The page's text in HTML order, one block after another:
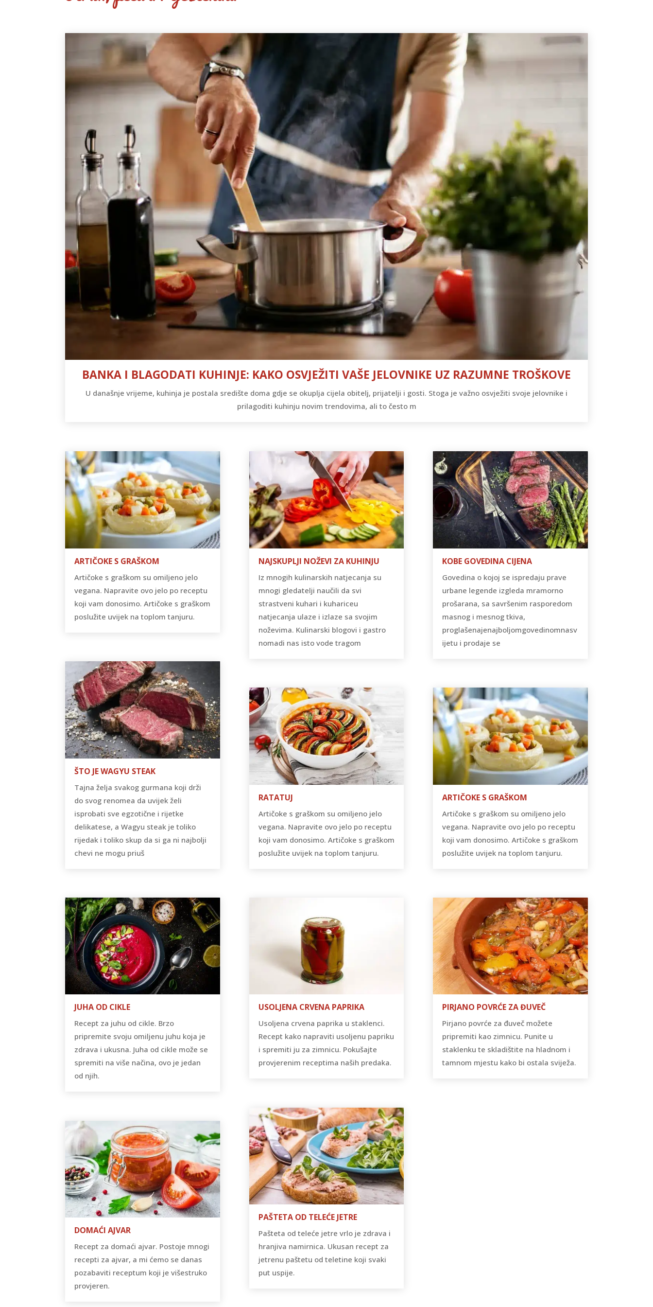
BANKA I BLAGODATI KUHINJE: KAKO OSVJEŽITI VAŠE JELOVNIKE UZ RAZUMNE TROŠKOVE
U današnje vrijeme, kuhinja je postala središte doma gdje se okuplja cijela obitelj, prijatelji i gosti. Stoga je važno osvježiti svoje jelovnike i
prilagoditi kuhinju novim trendovima, ali to često m
ARTIČOKE S GRAŠKOM
Artičoke s graškom su omiljeno jelo
vegana. Napravite ovo jelo po receptu
koji vam donosimo. Artičoke s graškom
poslužite uvijek na toplom tanjuru.
ŠTO JE WAGYU STEAK
Tajna želja svakog gurmana koji drži
do svog renomea da uvijek želi
isprobati sve egzotične i rijetke
delikatese, a Wagyu steak je toliko
rijedak i toliko skup da si ga ni najbolji
chevi ne mogu priuš
JUHA OD CIKLE
Recept za juhu od cikle. Brzo
pripremite svoju omiljenu juhu koja je
zdrava i ukusna. Juha od cikle može se
spremiti na više načina, ovo je jedan
od njih.
DOMAĆI AJVAR
Recept za domaći ajvar. Postoje mnogi
recepti za ajvar, a mi ćemo se danas
pozabaviti receptum koji je višestruko
provjeren.
NAJSKUPLJI NOŽEVI ZA KUHINJU
Iz mnogih kulinarskih natjecanja su
mnogi gledatelji naučili da svi
strastveni kuhari i kuhariceu
natjecanja ulaze i izlaze sa svojim
noževima. Kulinarski blogovi i gastro
nomadi nas isto vode tragom
RATATUJ
Artičoke s graškom su omiljeno jelo
vegana. Napravite ovo jelo po receptu
koji vam donosimo. Artičoke s graškom
poslužite uvijek na toplom tanjuru.
USOLJENA CRVENA PAPRIKA
Usoljena crvena paprika u staklenci.
Recept kako napraviti usoljenu papriku
i spremiti ju za zimnicu. Pokušajte
provjerenim receptima naših predaka.
PAŠTETA OD TELEĆE JETRE
Pašteta od teleće jetre vrlo je zdrava i
hranjiva namirnica. Ukusan recept za
jetrenu paštetu od teletine koji svaki
put uspije.
KOBE GOVEDINA CIJENA
Govedina o kojoj se ispredaju prave
urbane legende izgleda mramorno
prošarana, sa savršenim rasporedom
masnog i mesnog tkiva,
proglašenajenajboljomgovedinomnasv
ijetu i prodaje se
ARTIČOKE S GRAŠKOM
Artičoke s graškom su omiljeno jelo
vegana. Napravite ovo jelo po receptu
koji vam donosimo. Artičoke s graškom
poslužite uvijek na toplom tanjuru.
PIRJANO POVRĆE ZA ĐUVEČ
Pirjano povrće za đuveč možete
pripremiti kao zimnicu. Punite u
staklenku te skladištite na hladnom i
tamnom mjestu kako bi ostala sviježa.